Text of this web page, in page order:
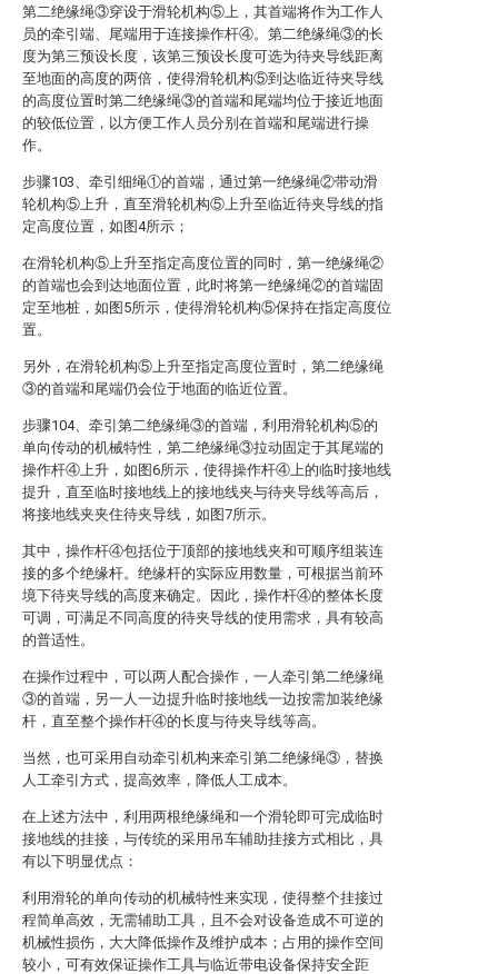
第二绝缘绳③穿设于滑轮机构⑤上，其首端将作为工作人
员的牵引端、尾端用于连接操作杆④。第二绝缘绳③的长
度为第三预设长度，该第三预设长度可选为待夹导线距离
至地面的高度的两倍，使得滑轮机构⑤到达临近待夹导线
的高度位置时第二绝缘绳③的首端和尾端均位于接近地面
的较低位置，以方便工作人员分别在首端和尾端进行操
作。
步骤103、牵引细绳①的首端，通过第一绝缘绳②带动滑
轮机构⑤上升，直至滑轮机构⑤上升至临近待夹导线的指
定高度位置，如图4所示；
在滑轮机构⑤上升至指定高度位置的同时，第一绝缘绳②
的首端也会到达地面位置，此时将第一绝缘绳②的首端固
定至地桩，如图5所示，使得滑轮机构⑤保持在指定高度位
置。
另外，在滑轮机构⑤上升至指定高度位置时，第二绝缘绳
③的首端和尾端仍会位于地面的临近位置。
步骤104、牵引第二绝缘绳③的首端，利用滑轮机构⑤的
单向传动的机械特性，第二绝缘绳③拉动固定于其尾端的
操作杆④上升，如图6所示，使得操作杆④上的临时接地线
提升，直至临时接地线上的接地线夹与待夹导线等高后，
将接地线夹夹住待夹导线，如图7所示。
其中，操作杆④包括位于顶部的接地线夹和可顺序组装连
接的多个绝缘杆。绝缘杆的实际应用数量，可根据当前环
境下待夹导线的高度来确定。因此，操作杆④的整体长度
可调，可满足不同高度的待夹导线的使用需求，具有较高
的普适性。
在操作过程中，可以两人配合操作，一人牵引第二绝缘绳
③的首端，另一人一边提升临时接地线一边按需加装绝缘
杆，直至整个操作杆④的长度与待夹导线等高。
当然，也可采用自动牵引机构来牵引第二绝缘绳③，替换
人工牵引方式，提高效率，降低人工成本。
在上述方法中，利用两根绝缘绳和一个滑轮即可完成临时
接地线的挂接，与传统的采用吊车辅助挂接方式相比，具
有以下明显优点：
利用滑轮的单向传动的机械特性来实现，使得整个挂接过
程简单高效，无需辅助工具，且不会对设备造成不可逆的
机械性损伤，大大降低操作及维护成本；占用的操作空间
较小，可有效保证操作工具与临近带电设备保持安全距